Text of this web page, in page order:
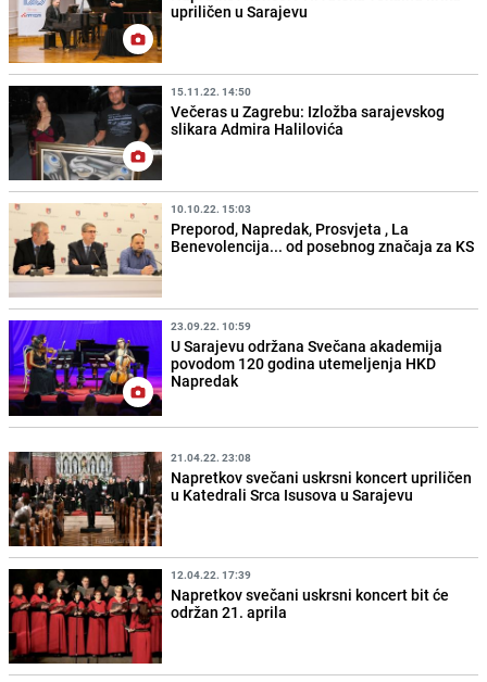
upriličen u Sarajevu
15.11.22. 14:50
Večeras u Zagrebu: Izložba sarajevskog
slikara Admira Halilovića
10.10.22. 15:03
Preporod, Napredak, Prosvjeta , La
Benevolencija... od posebnog značaja za KS
23.09.22. 10:59
U Sarajevu održana Svečana akademija
povodom 120 godina utemeljenja HKD
Napredak
21.04.22. 23:08
Napretkov svečani uskrsni koncert upriličen
u Katedrali Srca Isusova u Sarajevu
12.04.22. 17:39
Napretkov svečani uskrsni koncert bit će
održan 21. aprila